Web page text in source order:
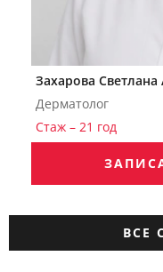
Захарова Светлана
Дерматолог
Стаж – 21 год
ВСЕ